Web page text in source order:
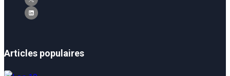
Articles populaires